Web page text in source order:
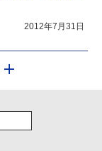
2012年7月31日